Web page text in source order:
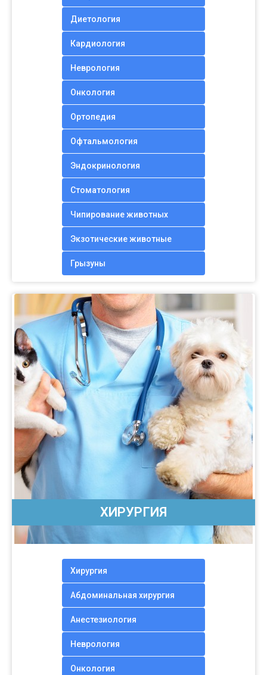
Диетология
Кардиология
Неврология
Онкология
Ортопедия
Офтальмология
Эндокринология
Стоматология
Чипирование животных
Экзотические животные
Грызуны
ХИРУРГИЯ
Хирургия
Абдоминальная хирургия
Анестезиология
Неврология
Онкология